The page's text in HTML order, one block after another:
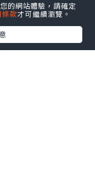
的網站體驗，請確定
款才可繼續瀏覽。